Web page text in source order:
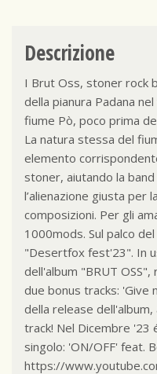
Descrizione
I Brut Oss, stoner rock
della pianura Padana
fiume Pò, poco prima
La natura stessa del
elemento
stoner, aiutando la
l’alienazione giusta per
composizioni. Per gli
1000mods. Sul palco
"Desertfox fest'23". In
dell'album "BRUT
due bonus tracks: 'Give
della release
track! Nel Dicembre '23
singolo: 'ON/OFF' feat.
https://